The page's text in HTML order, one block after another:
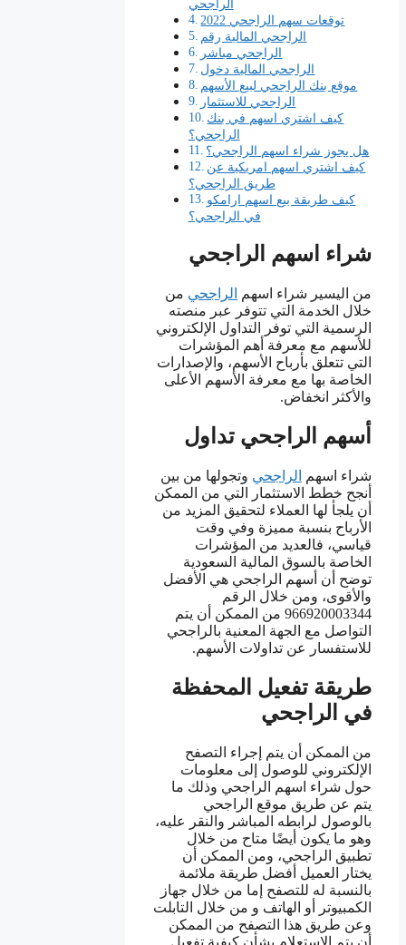
الراجحي
توقعات سهم الراجحي 2022
الراجحي المالية رقم
الراجحي مباشر
الراجحي المالية دخول
موقع بنك الراجحي لبيع الأسهم
الراجحي للاستثمار
كيف اشتري اسهم في بنك
الراجحي؟
هل يجوز شراء اسهم الراجحي؟
كيف اشتري اسهم امريكية عن
طريق الراجحي؟
كيف طريقة بيع اسهم ارامكو
في الراجحي؟
شراء اسهم الراجحي
من اليسير شراء اسهم الراجحي من
خلال الخدمة التي تتوفر عبر منصته
الرسمية التي توفر التداول الإلكتروني
للأسهم مع معرفة أهم المؤشرات
التي تتعلق بأرباح الأسهم، والإصدارات
الخاصة بها مع معرفة الأسهم الأعلى
والأكثر انخفاض.
أسهم الراجحي تداول
شراء اسهم الراجحي وتجولها من بين
أنجح خطط الاستثمار التي من الممكن
أن يلجأ لها العملاء لتحقيق المزيد من
الأرباح بنسبة مميزة وفي وقت
قياسي، فالعديد من المؤشرات
الخاصة بالسوق المالية السعودية
توضح أن أسهم الراجحي هي الأفضل
والأقوى، ومن خلال الرقم
966920003344 من الممكن أن يتم
التواصل مع الجهة المعنية بالراجحي
للاستفسار عن تداولات الأسهم.
طريقة تفعيل المحفظة
في الراجحي
من الممكن أن يتم إجراء التصفح
الإلكتروني للوصول إلى معلومات
حول شراء اسهم الراجحي وذلك ما
يتم عن طريق موقع الراجحي
بالوصول لرابطه المباشر والنقر عليه،
وهو ما يكون أيضًا متاح من خلال
تطبيق الراجحي، ومن الممكن أن
يختار العميل أفضل طريقة ملائمة
بالنسبة له للتصفح إما من خلال جهاز
الكمبيوتر أو الهاتف و من خلال التابلت
وعن طريق هذا التصفح من الممكن
أن يتم الاستعلام بشأن كيفية تفعيل